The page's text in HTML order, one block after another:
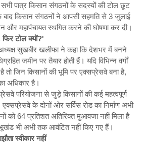
सभी पात्र किसान संगठनों के सदस्यों की टोल छूट
बाद किसान संगठनों ने आपसी सहमति से 3 जुलाई
और महापंचायत स्थगित करने की घोषणा कर दी।
फिर टोल क्यों?'
अध्यक्ष सुखबीर खलीफा ने कहा कि देशभर में बनने
जमीन पर तैयार होती हैं। यदि विभिन्न वर्गों
जिन किसानों की भूमि पर एक्सप्रेसवे बना है,
अधिकार है।
परियोजना से जुड़े किसानों की कई महत्वपूर्ण
के दोनों ओर सर्विस रोड का निर्माण अभी
को 64 प्रतिशत अतिरिक्त मुआवजा नहीं मिला है
भी अभी तक आवंटित नहीं किए गए हैं।
स्वीकार नहीं